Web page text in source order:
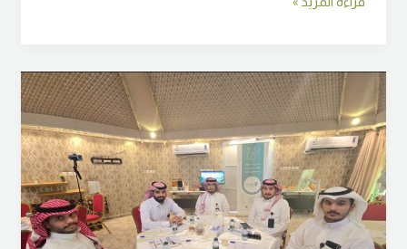
شاركت
جمعية
تحفيظ
القرآن
الكريم
بفيفاء
في
برنامج